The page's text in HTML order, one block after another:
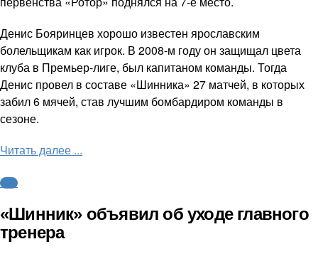
Денис Бояринцев хорошо известен ярославским
болельщикам как игрок. В 2008-м году он защищал цвета
клуба в Премьер-лиге, был капитаном команды. Тогда
Денис провел в составе «Шинника» 27 матчей, в которых
забил 6 мячей, став лучшим бомбардиром команды в
сезоне.
Читать далее ...
ФНЛ
«Шинник» объявил об уходе главного
тренера